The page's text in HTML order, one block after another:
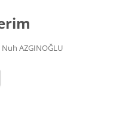
AZGINOĞLU